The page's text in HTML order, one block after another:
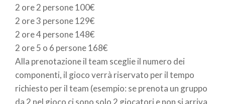
2 ore 2 persone 100€
2 ore 3 persone 129€
2 ore 4 persone 148€
2 ore 5 o 6 persone 168€
Alla prenotazione il team sceglie il numero dei
componenti, il gioco verrà riservato per il tempo
richiesto per il team (esempio: se prenota un gruppo
da 2 nel gioco ci sono solo 2 giocatori e non si arriva